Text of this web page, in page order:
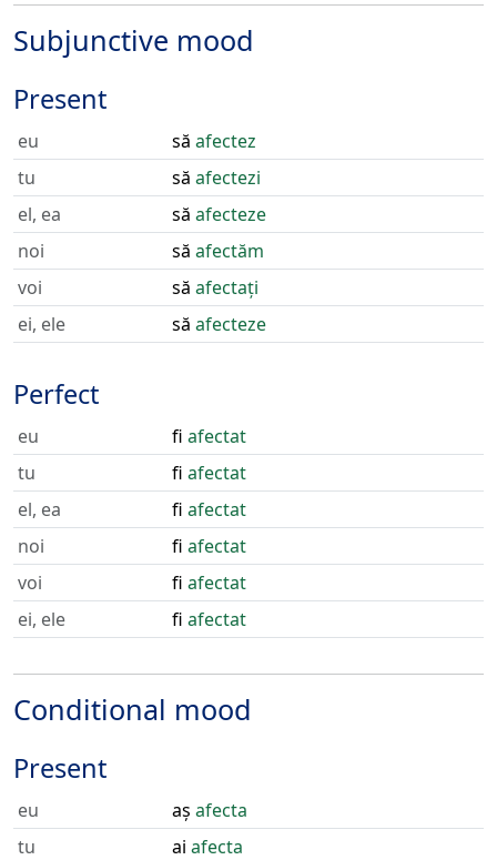
Subjunctive mood
Present
eu să afectez
tu
să afectezi
el, ea
să afecteze
noi
să afectăm
voi
să afectați
ei, ele
să afecteze
Perfect
eu fi afectat
tu
fi afectat
el, ea
fi afectat
noi
fi afectat
voi
fi afectat
ei, ele
fi afectat
Conditional mood
Present
eu aș afecta
tu
ai afecta